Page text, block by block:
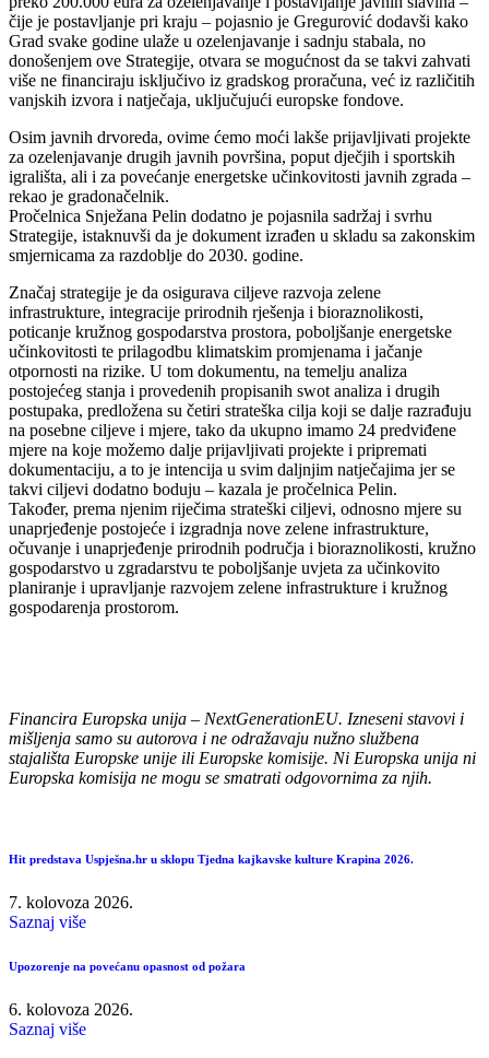
čije je postavljanje pri kraju – pojasnio je Gregurović dodavši kako
Grad svake godine ulaže u ozelenjavanje i sadnju stabala, no
donošenjem ove Strategije, otvara se mogućnost da se takvi zahvati
više ne financiraju isključivo iz gradskog proračuna, već iz različitih
vanjskih izvora i natječaja, uključujući europske fondove.
Osim javnih drvoreda, ovime ćemo moći lakše prijavljivati projekte
za ozelenjavanje drugih javnih površina, poput dječjih i sportskih
igrališta, ali i za povećanje energetske učinkovitosti javnih zgrada –
rekao je gradonačelnik.
Pročelnica Snježana Pelin dodatno je pojasnila sadržaj i svrhu
Strategije, istaknuvši da je dokument izrađen u skladu sa zakonskim
smjernicama za razdoblje do 2030. godine.
Značaj strategije je da osigurava ciljeve razvoja zelene
infrastrukture, integracije prirodnih rješenja i bioraznolikosti,
poticanje kružnog gospodarstva prostora, poboljšanje energetske
učinkovitosti te prilagodbu klimatskim promjenama i jačanje
otpornosti na rizike. U tom dokumentu, na temelju analiza
postojećeg stanja i provedenih propisanih swot analiza i drugih
postupaka, predložena su četiri strateška cilja koji se dalje razrađuju
na posebne ciljeve i mjere, tako da ukupno imamo 24 predviđene
mjere na koje možemo dalje prijavljivati projekte i pripremati
dokumentaciju, a to je intencija u svim daljnjim natječajima jer se
takvi ciljevi dodatno boduju – kazala je pročelnica Pelin.
Također, prema njenim riječima strateški ciljevi, odnosno mjere su
unaprjeđenje postojeće i izgradnja nove zelene infrastrukture,
očuvanje i unaprjeđenje prirodnih područja i bioraznolikosti, kružno
gospodarstvo u zgradarstvu te poboljšanje uvjeta za učinkovito
planiranje i upravljanje razvojem zelene infrastrukture i kružnog
gospodarenja prostorom.
Financira Europska unija – NextGenerationEU. Izneseni stavovi i
mišljenja samo su autorova i ne odražavaju nužno službena
stajališta Europske unije ili Europske komisije. Ni Europska unija ni
Europska komisija ne mogu se smatrati odgovornima za njih.
Hit predstava Uspješna.hr u sklopu Tjedna kajkavske kulture Krapina 2026.
7. kolovoza 2026.
Saznaj više
Upozorenje na povećanu opasnost od požara
6. kolovoza 2026.
Saznaj više